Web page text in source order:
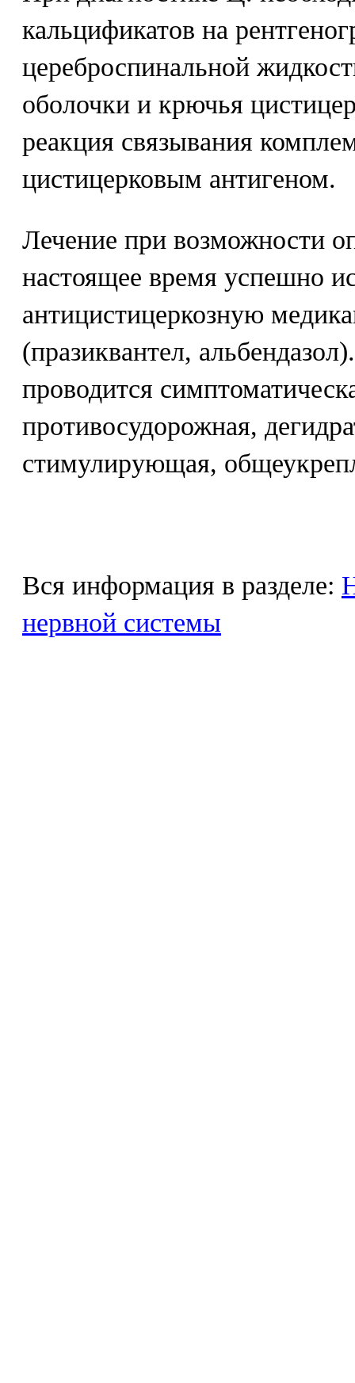
кальцификатов на
цереброспинальной
оболочки и крючья
реакция связывания
цистицерковым антигеном.
Лечение при возможности
настоящее время успешно
антицистицеркозную
(празиквантел,
проводится
противосудорожная,
стимулирующая,
Вся информация в разделе:
нервной системы